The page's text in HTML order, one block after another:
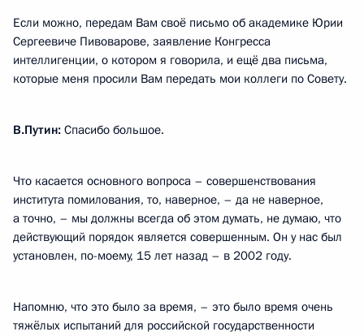
Если можно, передам Вам своё письмо об академике Юрии
Сергеевиче Пивоварове, заявление Конгресса
интеллигенции, о котором я говорила, и ещё два письма,
которые меня просили Вам передать мои коллеги по Совету.
В.Путин: Спасибо большое.
Что касается основного вопроса – совершенствования
института помилования, то, наверное, – да не наверное,
а точно, – мы должны всегда об этом думать, не думаю, что
действующий порядок является совершенным. Он у нас был
установлен, по-моему, 15 лет назад – в 2002 году.
Напомню, что это было за время, – это было время очень
тяжёлых испытаний для российской государственности